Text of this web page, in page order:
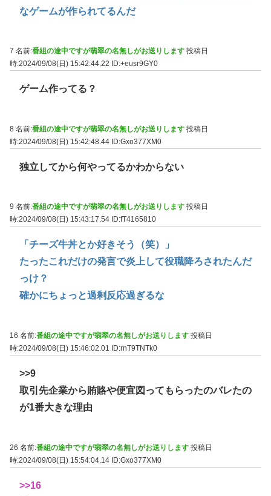
なゲームが作られてるんだ
7 名前:番組の途中ですが翡翠の名無しがお送りします 投稿日
時:2024/09/08(日) 15:42:44.22
ID:+eusr9GY0
ゲーム作ってる？
8 名前:番組の途中ですが翡翠の名無しがお送りします 投稿日
時:2024/09/08(日) 15:42:48.44 ID:Gxo377XM0
独立してから何やってるかわからない
9 名前:番組の途中ですが翡翠の名無しがお送りします 投稿日
時:2024/09/08(日) 15:43:17.54 ID:fT4165810
「チーズ牛丼とか好きそう（笑）」
たったこれだけの発言で炎上して役職降ろされたんだ
っけ？
確かにちょっと過剰反応過ぎるな
16 名前:番組の途中ですが翡翠の名無しがお送りします 投稿日
時:2024/09/08(日) 15:46:02.01
ID:rnT9TNTk0
>>9
取引先企業から賄賂や便宜図ってもらったのバレたの
が1番大きな理由
26 名前:番組の途中ですが翡翠の名無しがお送りします 投稿日
時:2024/09/08(日) 15:54:04.14 ID:Gxo377XM0
>>16